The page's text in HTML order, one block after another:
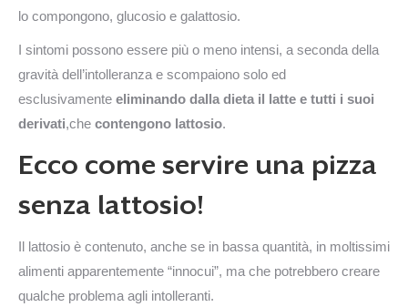
lo compongono, glucosio e galattosio.
I sintomi possono essere più o meno intensi, a seconda della
gravità dell’intolleranza e scompaiono solo ed
esclusivamente eliminando dalla dieta il latte e tutti i suoi
derivati,che contengono lattosio.
Ecco come servire una pizza
senza lattosio!
Il lattosio è contenuto, anche se in bassa quantità, in moltissimi
alimenti apparentemente “innocui”, ma che potrebbero creare
qualche problema agli intolleranti.